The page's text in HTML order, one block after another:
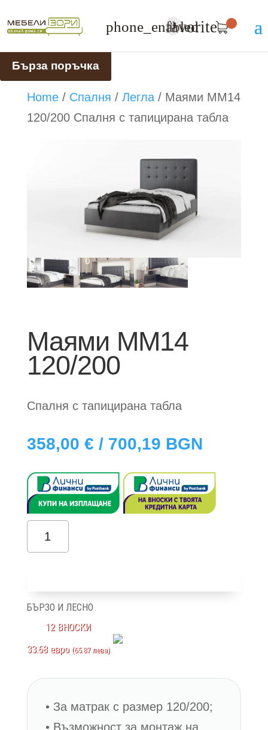
phone_enabled
favorite
U
Бърза поръчка
Home/ Спалня / Легла/ Маями ММ14
120/200 Спалня с тапициранa таблa
Маями ММ14
120/200
Спалня с тапициранa таблa
358,00 € / 700,19 BGN
количество
за
ММ14
120/200
БЪРЗО И ЛЕСНО
12 ВНОСКИ
33.68 евро (65.87 лева)
• За матрак с размер 120/200;
• Възможност за монтаж на